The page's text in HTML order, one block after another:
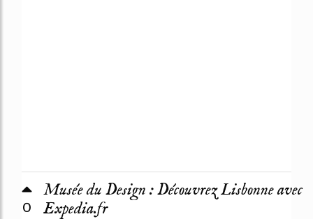
0
Musée du Design : Découvrez Lisbonne avec
Expedia.fr